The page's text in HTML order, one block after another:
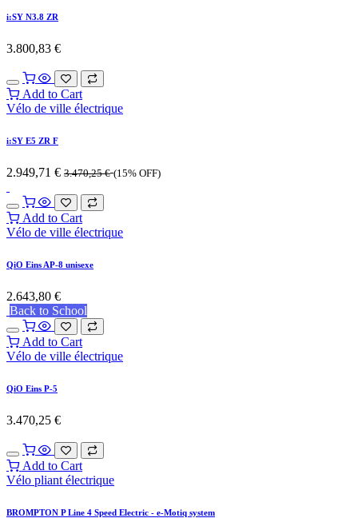
i:SY N3.8 ZR
3.800,83 €
Add to Cart
Vélo de ville électrique
i:SY E5 ZR F
2.949,71 € 3.470,25€ (15% OFF)
Add to Cart
Vélo de ville électrique
QiO Eins AP-8 unisexe
2.643,80 €
Back to School
Add to Cart
Vélo de ville électrique
QiO Eins P-5
3.470,25 €
Add to Cart
Vélo pliant électrique
BROMPTON P Line 4 Speed Electric - e-Motiq system